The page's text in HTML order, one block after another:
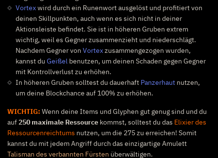
Vortexwird durch ein Runenwort ausgelöst und profitiert von
deinen Skillpunkten, auch wenn es sich nicht in deiner
Aktionsleiste befindet. Sie ist in höheren Gruben extrem
wichtig, weil es Gegner zusammenzieht und niederschlägt.
Nachdem Gegner vonVortexzusammengezogen wurden,
kannst duGeißel benutzen, um deinen Schaden gegen Gegner
mit Kontrollverlust zu erhöhen.
In höheren Gruben solltest du dauerhaft Panzerhaut nutzen,
um deine Blockchance auf 100% zu erhöhen.
WICHTIG: Wenn deine Items und Glyphen gut genug sind und du
auf250 maximale Ressource kommst, solltest du das Elixier des
Ressourcenreichtums nutzen, um die 275 zu erreichen! Somit
kannst du mit jedem Angriff durch das einzigartige Amulett
Talisman des verbannten Fürsten überwältigen.